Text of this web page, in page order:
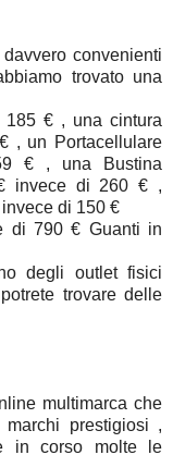
convenienti
trovato una
185 € , una cintura
, un Portacellulare
€ , una Bustina
invece di 260 € ,
di 150 €
di 790 € Guanti in
degli outlet fisici
trovare delle
multimarca che
prestigiosi ,
in corso molte le